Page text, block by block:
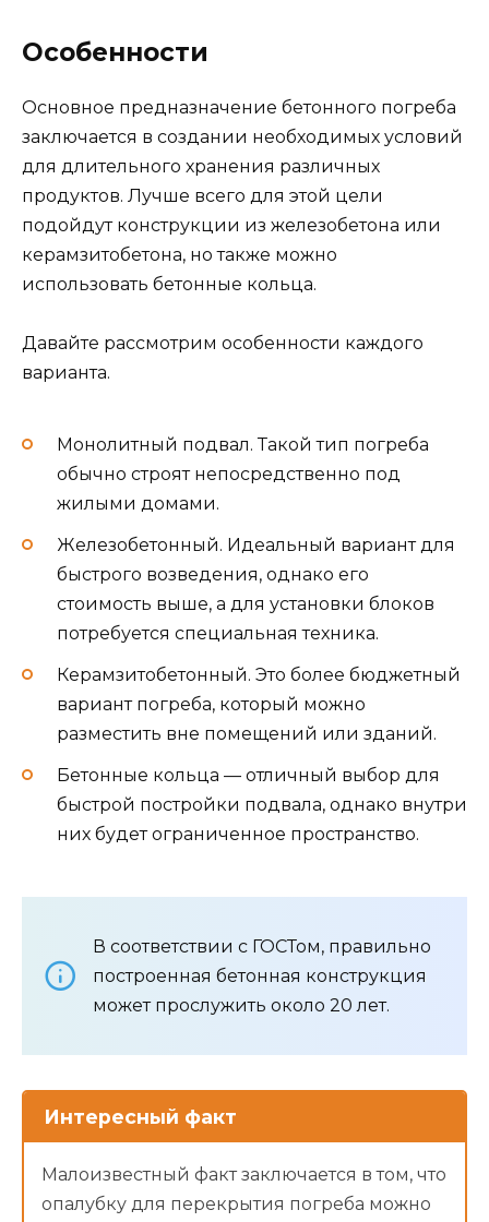
Особенности
Основное предназначение бетонного погреба
заключается в создании необходимых условий
для длительного хранения различных
продуктов. Лучше всего для этой цели
подойдут конструкции из железобетона или
керамзитобетона, но также можно
использовать бетонные кольца.
Давайте рассмотрим особенности каждого
варианта.
Монолитный подвал. Такой тип погреба
обычно строят непосредственно под
жилыми домами.
Железобетонный. Идеальный вариант для
быстрого возведения, однако его
стоимость выше, а для установки блоков
потребуется специальная техника.
Керамзитобетонный. Это более бюджетный
вариант погреба, который можно
разместить вне помещений или зданий.
Бетонные кольца — отличный выбор для
быстрой постройки подвала, однако внутри
них будет ограниченное пространство.
В соответствии с ГОСТом, правильно
построенная бетонная конструкция
может прослужить около 20 лет.
Интересный факт
Малоизвестный факт заключается в том, что
опалубку для перекрытия погреба можно